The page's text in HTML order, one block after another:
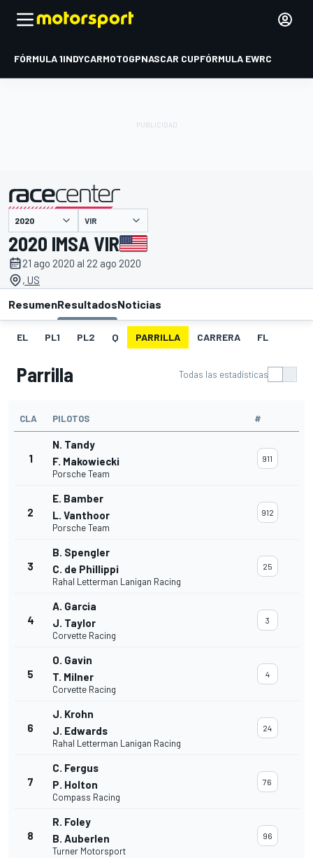
FÓRMULA 1INDYCARMOTOGPNASCAR CUPFÓRMULA EWRC
presentado por VIR
2020 IMSA VIR
21 ago 2020 al 22 ago 2020
, US
ResumenResultadosNoticias
EL PL1 PL2 Q PARRILLA CARRERA FL
Parrilla Todas las estadísticas
CLA PILOTOS #
1
N. Tandy
F. Makowiecki
Porsche Team
911
2
E. Bamber
L. Vanthoor
Porsche Team
912
3
B. Spengler
C. de Phillippi
Rahal Letterman Lanigan Racing
25
4
A. Garcia
J. Taylor
Corvette Racing
3
5
O. Gavin
T. Milner
Corvette Racing
4
6
J. Krohn
J. Edwards
Rahal Letterman Lanigan Racing
24
7
C. Fergus
P. Holton
Compass Racing
76
8
R. Foley
B. Auberlen
Turner Motorsport
96